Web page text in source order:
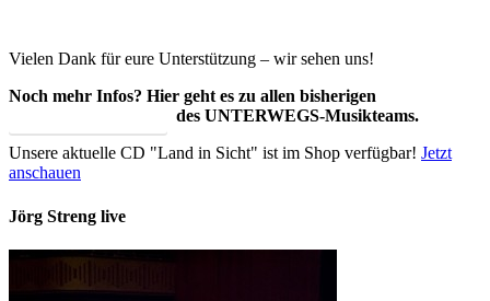
Vielen Dank für eure Unterstützung – wir sehen uns!
Noch mehr Infos? Hier geht es zu allen bisherigen
des UNTERWEGS-Musikteams.
Unsere aktuelle CD "Land in Sicht" ist im Shop verfügbar! Jetzt
anschauen
Jörg Streng live